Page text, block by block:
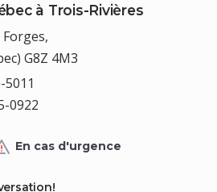
à Trois-Rivières
G8Z 4M3
0922
En cas d'urgence